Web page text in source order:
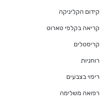
קידום הקליניקה
קריאה בקלפי טארוט
קריסטלים
רוחניות
ריפוי בצבעים
רפואה משלימה